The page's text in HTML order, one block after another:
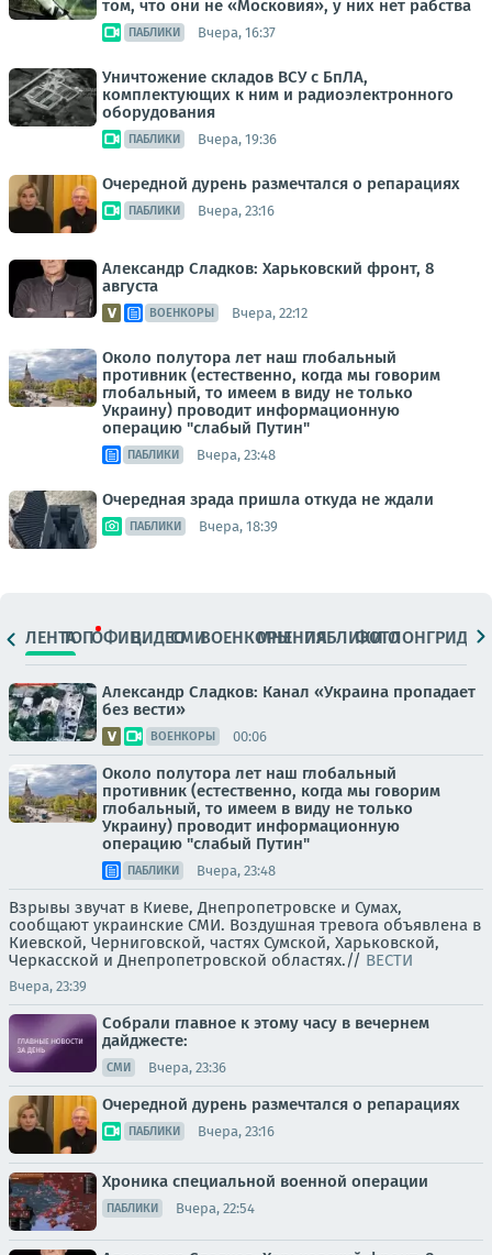
том, что они не «Московия», у них нет рабства
ПАБЛИКИ Вчера, 16:37
Уничтожение складов ВСУ с БпЛА,
комплектующих к ним и радиоэлектронного
оборудования
ПАБЛИКИ Вчера, 19:36
Очередной дурень размечтался о репарациях
ПАБЛИКИ Вчера, 23:16
Александр Сладков: Харьковский фронт, 8
августа
ВОЕНКОРЫ Вчера, 22:12
Около полутора лет наш глобальный
противник (естественно, когда мы говорим
глобальный, то имеем в виду не только
Украину) проводит информационную
операцию "слабый Путин"
ПАБЛИКИ Вчера, 23:48
Очередная зрада пришла откуда не ждали
ПАБЛИКИ Вчера, 18:39
ЛЕНТАТОПОФИЦ.ВИДЕОСМИВОЕНКОРЫМНЕНИЯПАБЛИКИ
ФОТОЛОНГРИДЫ
Александр Сладков: Канал «Украина пропадает
без вести»
ВОЕНКОРЫ 00:06
Около полутора лет наш глобальный
противник (естественно, когда мы говорим
глобальный, то имеем в виду не только
Украину) проводит информационную
операцию "слабый Путин"
ПАБЛИКИ Вчера, 23:48
Взрывы звучат в Киеве, Днепропетровске и Сумах,
сообщают украинские СМИ. Воздушная тревога объявлена в
Киевской, Черниговской, частях Сумской, Харьковской,
Черкасской и Днепропетровской областях.// ВЕСТИ
Вчера, 23:39
Собрали главное к этому часу в вечернем
дайджесте:
СМИ Вчера, 23:36
Очередной дурень размечтался о репарациях
ПАБЛИКИ Вчера, 23:16
Хроника специальной военной операции
ПАБЛИКИ Вчера, 22:54